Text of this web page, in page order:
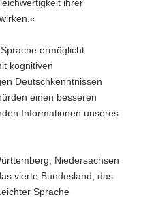
ihrer
ermöglicht
kognitiven
Deutschkenntnissen
einen besseren
Informationen unseres
Niedersachsen
vierte Bundesland, das
Sprache